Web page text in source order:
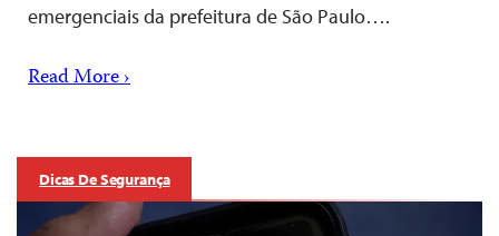
emergenciais da prefeitura de São Paulo….
Read More ›
Dicas De Segurança